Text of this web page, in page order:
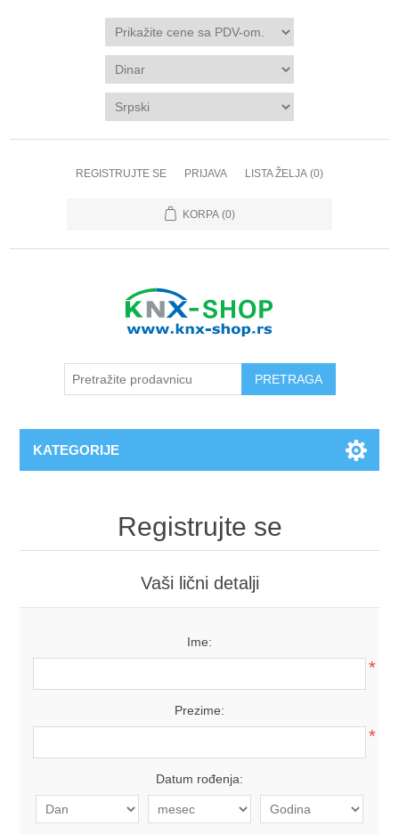
REGISTRUJTE SE PRIJAVA LISTA ŽELJA (0)
KORPA (0)
KATEGORIJE
Registrujte se
Vaši lični detalji
Ime:
*
Prezime:
*
Datum rođenja: